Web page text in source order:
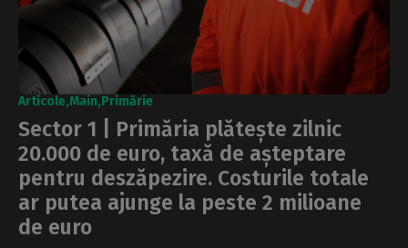
Articole Main Primărie
Sector 1 | Primăria plătește zilnic
20.000 de euro, taxă de așteptare
pentru deszăpezire. Costurile totale
ar putea ajunge la peste 2 milioane
de euro